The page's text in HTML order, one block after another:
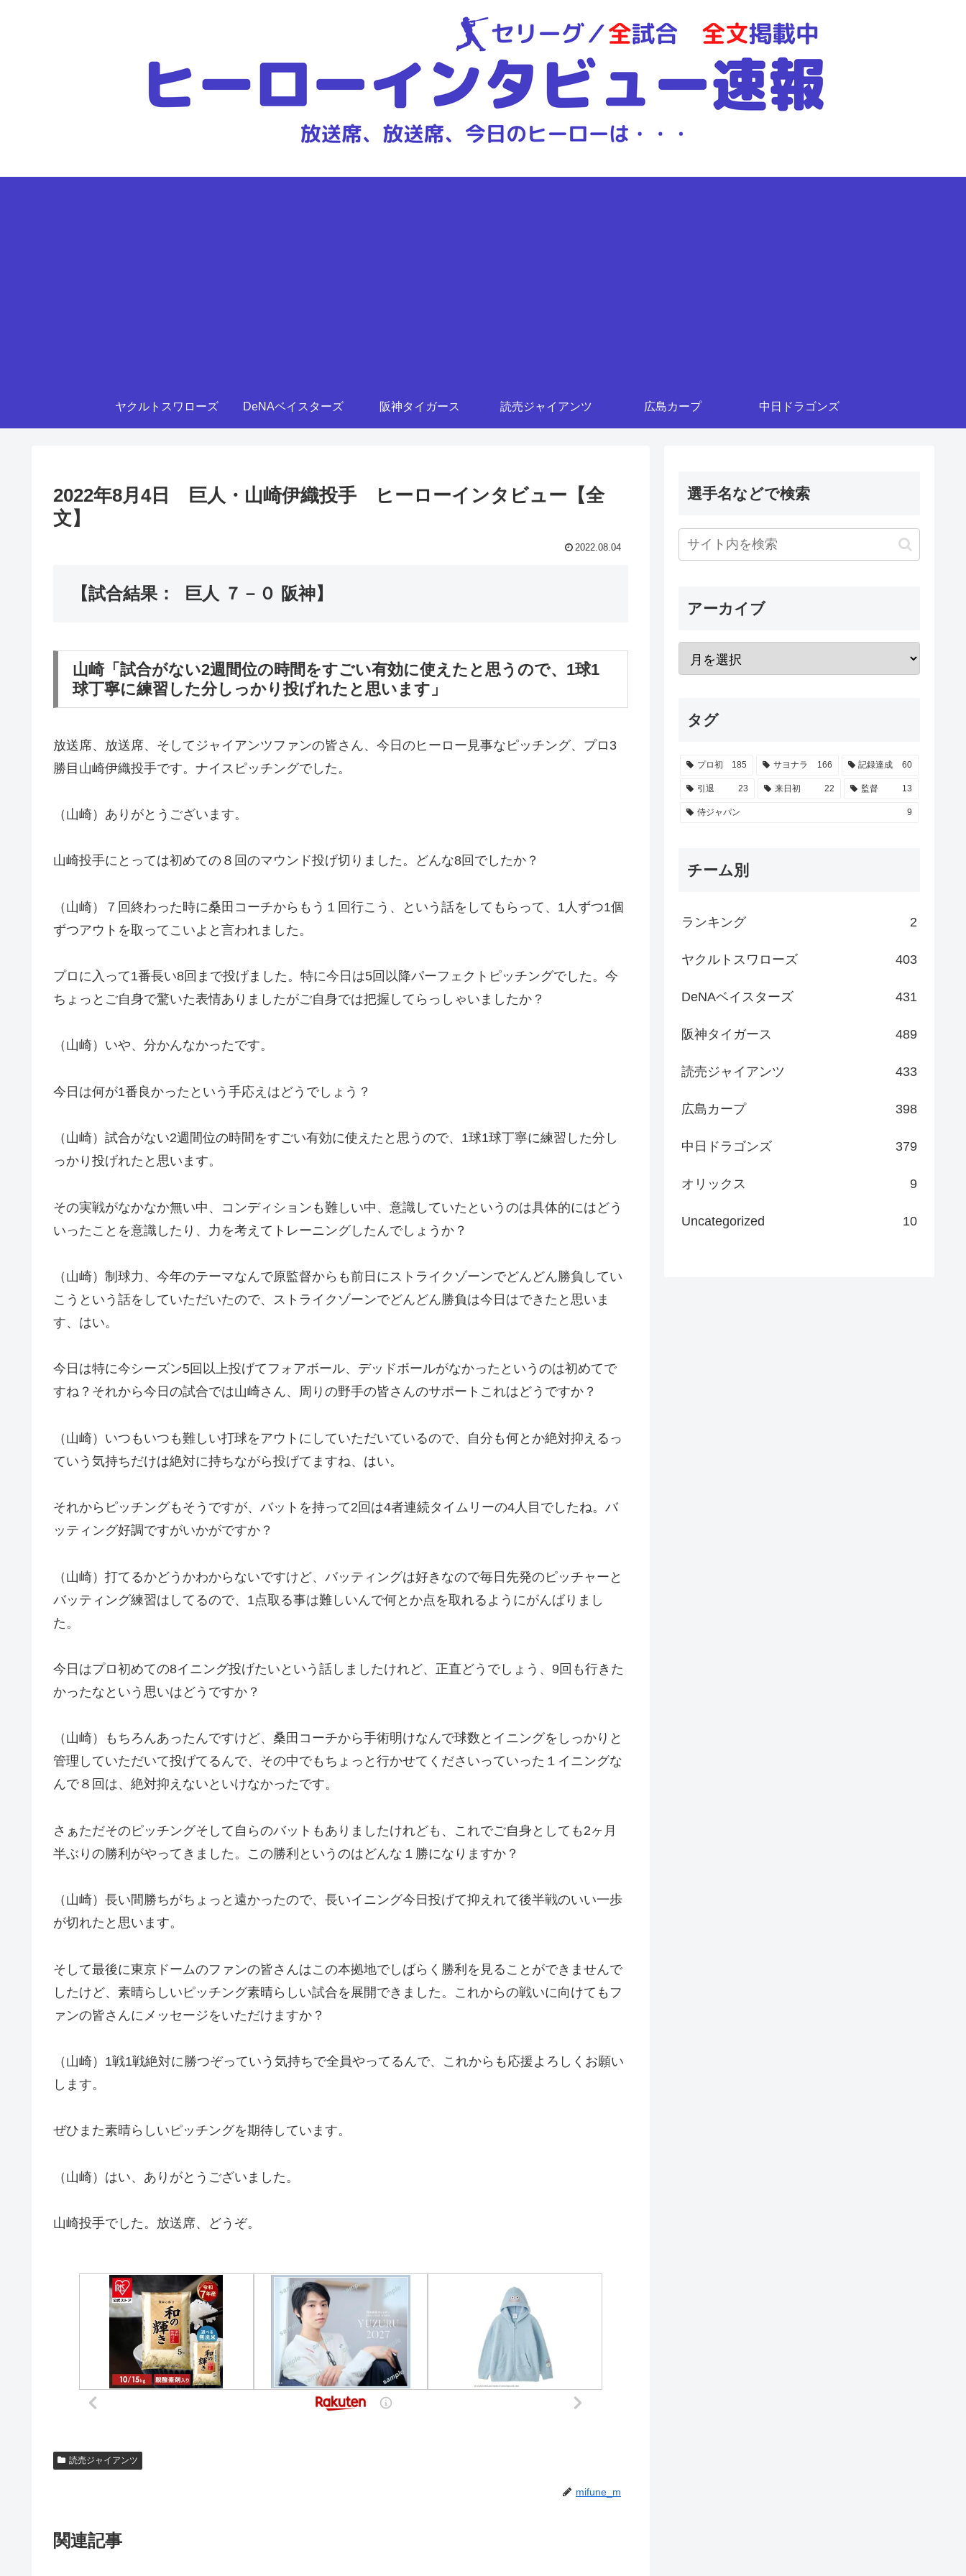
ヤクルトスワローズ DeNAベイスターズ 阪神タイガース 読売ジャイアンツ 広島カープ 中日ドラゴンズ
2022年8月4日 巨人・山崎伊織投手 ヒーローインタビュー【全
文】
2022.08.04
【試合結果： 巨人 ７－０ 阪神】
山崎「試合がない2週間位の時間をすごい有効に使えたと思うので、1球1
球丁寧に練習した分しっかり投げれたと思います」
放送席、放送席、そしてジャイアンツファンの皆さん、今日のヒーロー見事なピッチング、プロ3
勝目山崎伊織投手です。ナイスピッチングでした。
（山崎）ありがとうございます。
山崎投手にとっては初めての８回のマウンド投げ切りました。どんな8回でしたか？
（山崎）７回終わった時に桑田コーチからもう１回行こう、という話をしてもらって、1人ずつ1個
ずつアウトを取ってこいよと言われました。
プロに入って1番長い8回まで投げました。特に今日は5回以降パーフェクトピッチングでした。今
ちょっとご自身で驚いた表情ありましたがご自身では把握してらっしゃいましたか？
（山崎）いや、分かんなかったです。
今日は何が1番良かったという手応えはどうでしょう？
（山崎）試合がない2週間位の時間をすごい有効に使えたと思うので、1球1球丁寧に練習した分し
っかり投げれたと思います。
その実戦がなかなか無い中、コンディションも難しい中、意識していたというのは具体的にはどう
いったことを意識したり、力を考えてトレーニングしたんでしょうか？
（山崎）制球力、今年のテーマなんで原監督からも前日にストライクゾーンでどんどん勝負してい
こうという話をしていただいたので、ストライクゾーンでどんどん勝負は今日はできたと思いま
す、はい。
今日は特に今シーズン5回以上投げてフォアボール、デッドボールがなかったというのは初めてで
すね？それから今日の試合では山崎さん、周りの野手の皆さんのサポートこれはどうですか？
（山崎）いつもいつも難しい打球をアウトにしていただいているので、自分も何とか絶対抑えるっ
ていう気持ちだけは絶対に持ちながら投げてますね、はい。
それからピッチングもそうですが、バットを持って2回は4者連続タイムリーの4人目でしたね。バ
ッティング好調ですがいかがですか？
（山崎）打てるかどうかわからないですけど、バッティングは好きなので毎日先発のピッチャーと
バッティング練習はしてるので、1点取る事は難しいんで何とか点を取れるようにがんばりまし
た。
今日はプロ初めての8イニング投げたいという話しましたけれど、正直どうでしょう、9回も行きた
かったなという思いはどうですか？
（山崎）もちろんあったんですけど、桑田コーチから手術明けなんで球数とイニングをしっかりと
管理していただいて投げてるんで、その中でもちょっと行かせてくださいっていった１イニングな
んで８回は、絶対抑えないといけなかったです。
さぁただそのピッチングそして自らのバットもありましたけれども、これでご自身としても2ヶ月
半ぶりの勝利がやってきました。この勝利というのはどんな１勝になりますか？
（山崎）長い間勝ちがちょっと遠かったので、長いイニング今日投げて抑えれて後半戦のいい一歩
が切れたと思います。
そして最後に東京ドームのファンの皆さんはこの本拠地でしばらく勝利を見ることができませんで
したけど、素晴らしいピッチング素晴らしい試合を展開できました。これからの戦いに向けてもフ
ァンの皆さんにメッセージをいただけますか？
（山崎）1戦1戦絶対に勝つぞっていう気持ちで全員やってるんで、これからも応援よろしくお願い
します。
ぜひまた素晴らしいピッチングを期待しています。
（山崎）はい、ありがとうございました。
山崎投手でした。放送席、どうぞ。
読売ジャイアンツ
mifune_m
関連記事
選手名などで検索
アーカイブ
タグ
プロ初 185 サヨナラ 166 記録達成 60
引退 23 来日初 22 監督 13
侍ジャパン 9
チーム別
ランキング 2
ヤクルトスワローズ 403
DeNAベイスターズ 431
阪神タイガース 489
読売ジャイアンツ 433
広島カープ 398
中日ドラゴンズ 379
オリックス 9
Uncategorized 10